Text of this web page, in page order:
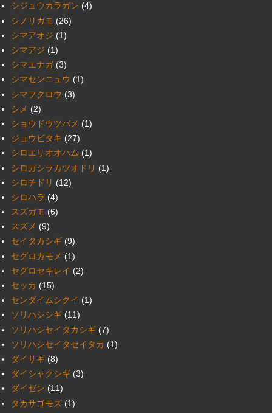
シジュウカラガン (4)
シノリガモ (26)
シマアオジ (1)
シマアジ (1)
シマエナガ (3)
シマセンニュウ (1)
シマフクロウ (3)
シメ (2)
ショウドウツバメ (1)
ジョウビタキ (27)
シロエリオオハム (1)
シロガシラカツオドリ (1)
シロチドリ (12)
シロハラ (4)
スズガモ (6)
スズメ (9)
セイタカシギ (9)
セグロカモメ (1)
セグロセキレイ (2)
セッカ (15)
センダイムシクイ (1)
ソリハシシギ (11)
ソリハシセイタカシギ (7)
ソリハシセイタセイタカ (1)
ダイサギ (8)
ダイシャクシギ (3)
ダイゼン (11)
タカサゴモズ (1)